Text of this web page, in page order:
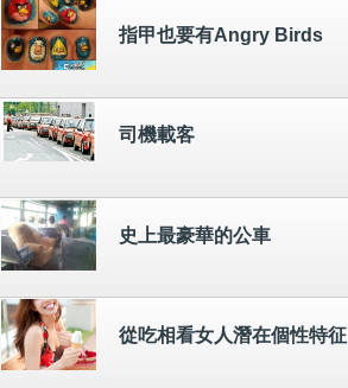
指甲也要有Angry Birds
司機載客
史上最豪華的公車
從吃相看女人潛在個性特征